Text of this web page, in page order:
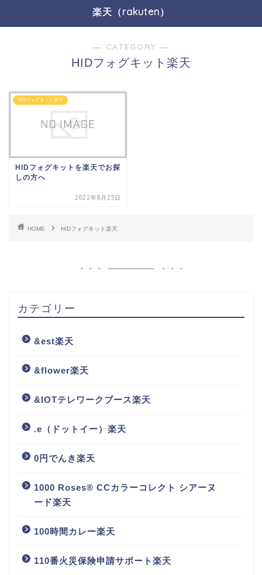
楽天（rakuten）
― CATEGORY ―
HIDフォグキット楽天
HIDフォグキット楽天
HIDフォグキットを楽天でお探
しの方へ
2022年8月25日
HOME HIDフォグキット楽天
カテゴリー
&est楽天
&flower楽天
&IOTテレワークブース楽天
.e（ドットイー）楽天
0円でんき楽天
1000 Roses® CCカラーコレクト シアーヌ
ード楽天
100時間カレー楽天
110番火災保険申請サポート楽天